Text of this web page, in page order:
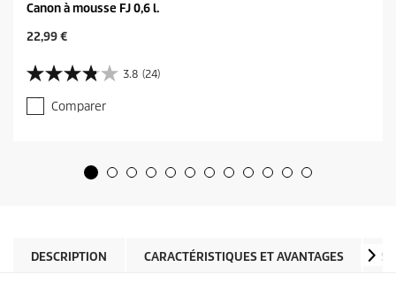
Canon à mousse FJ 0,6 l.
C
r
r
e
n
p
22,99 €
3.8 (24)
3
.
8
Comparer
DESCRIPTION CARACTÉRISTIQUES ET AVANTAGES